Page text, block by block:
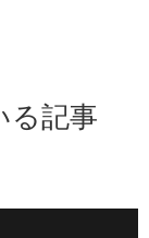
る記事